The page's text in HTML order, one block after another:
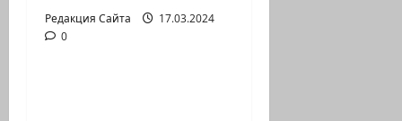
с
Редакция Сайта
17.03.2024
0Новости на сайте (архив)